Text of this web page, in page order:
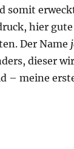
somit
hier
Der Name
dieser
– meine